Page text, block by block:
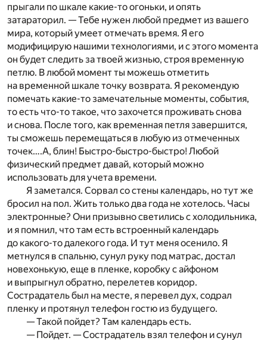
прыгали по шкале какие-то огоньки, и опять
затараторил. — Тебе нужен любой предмет из вашего
мира, который умеет отмечать время. Я его
модифицирую нашими технологиями, и с этого момента
он будет следить за твоей жизнью, строя временную
петлю. В любой момент ты можешь отметить
на временной шкале точку возврата. Я рекомендую
помечать какие-то замечательные моменты, события,
то есть что-то такое, что захочется проживать снова
и снова. После того, как временная петля завершится,
ты сможешь перемещаться в любую из отмеченных
точек….А, блин! Быстро-быстро-быстро! Любой
физический предмет давай, который можно
использовать для учета времени.
Я заметался. Сорвал со стены календарь, но тут же
бросил на пол. Жить только два года не хотелось. Часы
электронные? Они призывно светились с холодильника,
и я помнил, что там есть встроенный календарь
до какого-то далекого года. И тут меня осенило. Я
метнулся в спальню, сунул руку под матрас, достал
новехонькую, еще в пленке, коробку с айфоном
и выпрыгнул обратно, перелетев коридор.
Сострадатель был на месте, я перевел дух, содрал
пленку и протянул телефон гостю из будущего.
— Такой пойдет? Там календарь есть.
— Пойдет. — Сострадатель взял телефон и сунул